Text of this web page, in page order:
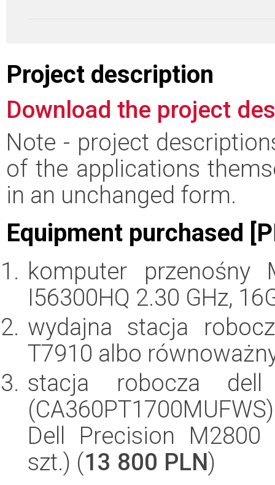
Project description
Download the project
Note - project
of the applications
in an unchanged form.
Equipment purchased
komputer przenośny
I56300HQ 2.30 GHz,
wydajna stacja
T7910 albo
stacja robocza
Dell Precision M2800
szt.) (13 800 PLN)